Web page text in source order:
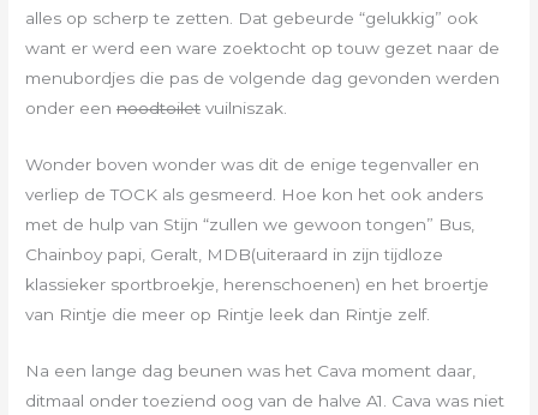
alles op scherp te zetten. Dat gebeurde “gelukkig” ook
want er werd een ware zoektocht op touw gezet naar de
menubordjes die pas de volgende dag gevonden werden
onder eennoodtoilet vuilniszak.
Wonder boven wonder was dit de enige tegenvaller en
verliep de TOCK als gesmeerd. Hoe kon het ook anders
met de hulp van Stijn “zullen we gewoon tongen” Bus,
Chainboy papi, Geralt, MDB(uiteraard in zijn tijdloze
klassieker sportbroekje, herenschoenen) en het broertje
van Rintje die meer op Rintje leek dan Rintje zelf.
Na een lange dag beunen was het Cava moment daar,
ditmaal onder toeziend oog van de halve A1. Cava was niet